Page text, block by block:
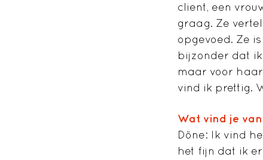
client, een
graag. Ze
opgevoed. Ze
bijzonder dat
maar voor
vind ik prettig.
Wat vind je
Döne: Ik vind
het fijn dat ik